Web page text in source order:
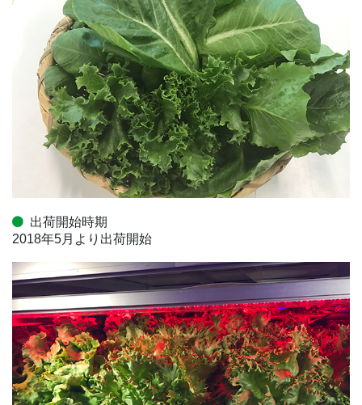
出荷開始時期
2018年5月より出荷開始